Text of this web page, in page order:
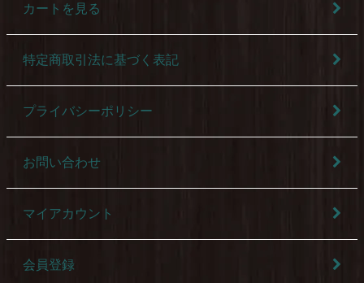
カートを見る
特定商取引法に基づく表記
プライバシーポリシー
お問い合わせ
マイアカウント
会員登録